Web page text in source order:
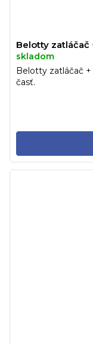
Belotty zatláčač
skladom
Belotty zatláčač +
časť.